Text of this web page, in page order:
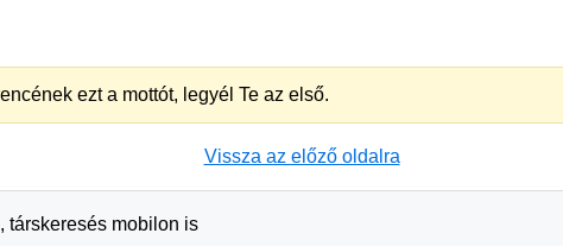
ezt a mottót, legyél Te az első.
Vissza az előző oldalra
társkeresés mobilon is